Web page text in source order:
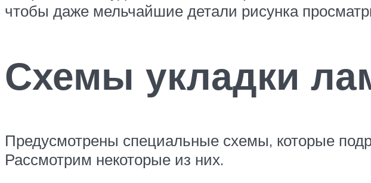
чтобы даже мельчайшие детали рисунка
Схемы укладки
Предусмотрены специальные схемы, которые
Рассмотрим некоторые из них.